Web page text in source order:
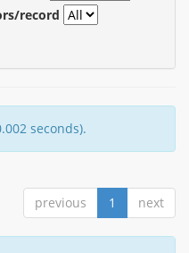
record
seconds).
previous 1 next